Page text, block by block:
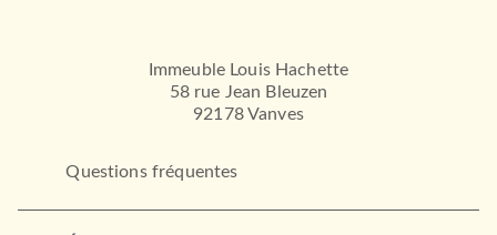
Immeuble Louis Hachette
58 rue Jean Bleuzen
92178 Vanves
Questions fréquentes